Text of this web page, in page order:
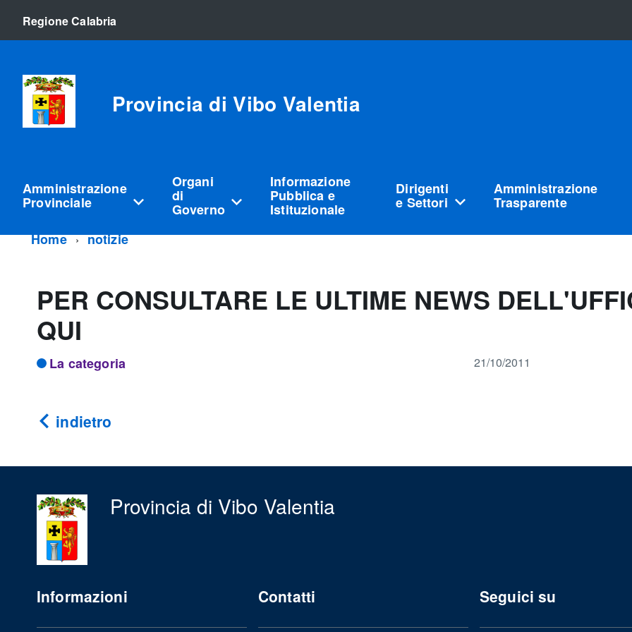
Regione Calabria
Provincia di Vibo Valentia
Amministrazione
Provinciale
Organi
di
Governo
Informazione
Pubblica e
Istituzionale
Dirigenti
e Settori
Amministrazione
Trasparente
Home
notizie
PER CONSULTARE LE ULTIME NEWS
QUI
La categoria 21/10/2011
indietro
Provincia di Vibo Valentia
Informazioni Contatti Seguici su